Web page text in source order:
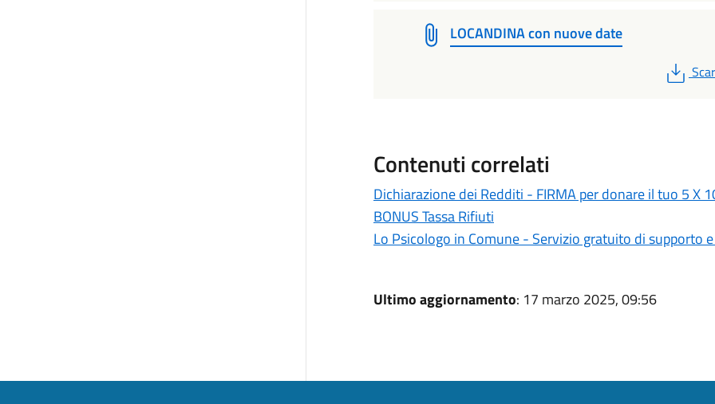
LOCANDINA con nuove date
PDF
Contenuti correlati
Dichiarazione dei Redditi - FIRMA per donare il tuo 5 X
BONUS Tassa Rifiuti
Lo Psicologo in Comune - Servizio gratuito di supporto
Ultimo aggiornamento: 17 marzo 2025, 09:56